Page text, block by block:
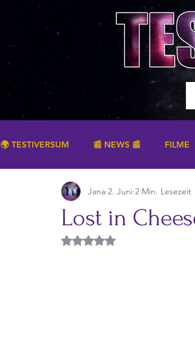
🌍 TESTIVERSUM 📰 NEWS 📰 FILME
SONSTIGES
Lost in
Jana 2. Juni 2 Min. Lesezeit
Mit NaN von 5 Sternen